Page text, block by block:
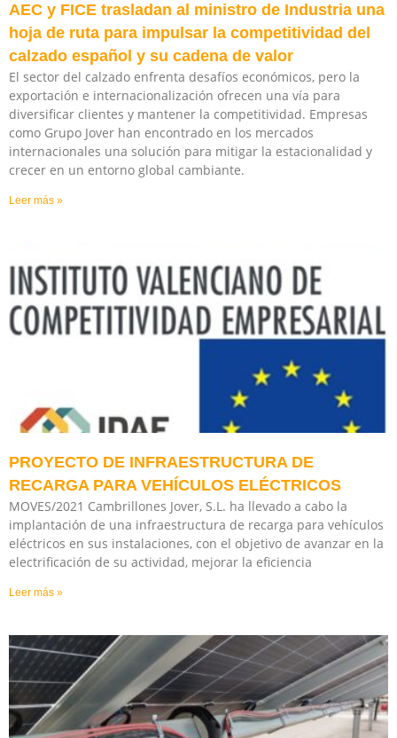
AEC y FICE trasladan al ministro de Industria una
hoja de ruta para impulsar la competitividad del
calzado español y su cadena de valor
El sector del calzado enfrenta desafíos económicos, pero la
exportación e internacionalización ofrecen una vía para
diversificar clientes y mantener la competitividad. Empresas
como Grupo Jover han encontrado en los mercados
internacionales una solución para mitigar la estacionalidad y
crecer en un entorno global cambiante.
Leer más »
PROYECTO DE INFRAESTRUCTURA DE
RECARGA PARA VEHÍCULOS ELÉCTRICOS
MOVES/2021 Cambrillones Jover, S.L. ha llevado a cabo la
implantación de una infraestructura de recarga para vehículos
eléctricos en sus instalaciones, con el objetivo de avanzar en la
electrificación de su actividad, mejorar la eficiencia
Leer más »